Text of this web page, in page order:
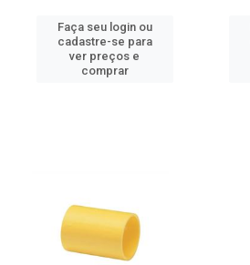
Faça seu login ou
cadastre-se para
ver preços e
comprar